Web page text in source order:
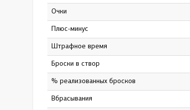
Очки
Плюс-минус
штрафное время
Броски в створ
% реализованных бросков
Вбрасывания